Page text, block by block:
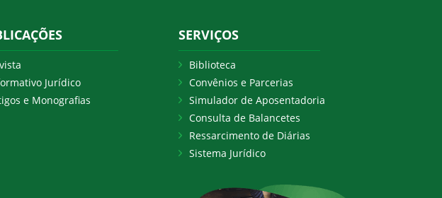
Jurídico
e Monografias
SERVIÇOS
Biblioteca
Convênios e Parcerias
Simulador de Aposentadoria
Consulta de Balancetes
Ressarcimento de Diárias
Sistema Jurídico